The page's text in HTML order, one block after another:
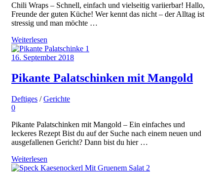
Chili Wraps – Schnell, einfach und vielseitig variierbar! Hallo,
Freunde der guten Küche! Wer kennt das nicht – der Alltag ist
stressig und man möchte …
Weiterlesen
16. September 2018
Pikante Palatschinken mit Mangold
Deftiges /Gerichte
0
Pikante Palatschinken mit Mangold – Ein einfaches und
leckeres Rezept Bist du auf der Suche nach einem neuen und
ausgefallenen Gericht? Dann bist du hier …
Weiterlesen